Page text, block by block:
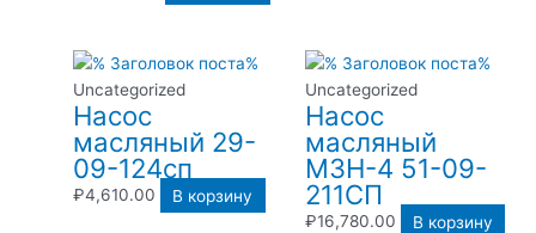
Uncategorized
Насос
масляный 29-
09-124сп
₽4,610.00 В корзину
Uncategorized
Насос
масляный
МЗН-4 51-09-
211СП
₽16,780.00 В корзину